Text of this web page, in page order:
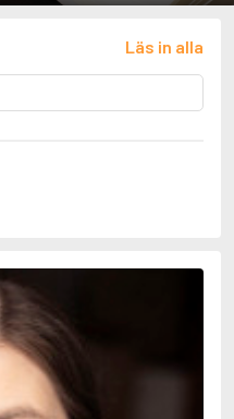
Läs in alla